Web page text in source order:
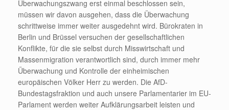
Überwachungszwang erst einmal beschlossen sein,
müssen wir davon ausgehen, dass die Überwachung
schrittweise immer weiter ausgedehnt wird. Bürokraten in
Berlin und Brüssel versuchen der gesellschaftlichen
Konflikte, für die sie selbst durch Misswirtschaft und
Massenmigration verantwortlich sind, durch immer mehr
Überwachung und Kontrolle der einheimischen
europäischen Völker Herr zu werden. Die AfD-
Bundestagsfraktion und auch unsere Parlamentarier im EU-
Parlament werden weiter Aufklärungsarbeit leisten und